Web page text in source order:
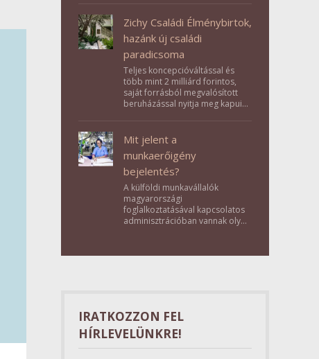
Zichy Családi Élménybirtok,
hazánk új családi
paradicsoma
Teljes koncepcióváltással és
több mint 2 milliárd forintos,
saját forrásból megvalósított
beruházással nyitja meg kapuit a
Élménybirtok a mai napon.
Mit jelent a
munkaerőigény
bejelentés?
A külföldi munkavállalók
magyarországi
foglalkoztatásával kapcsolatos
adminisztrációban vannak olyan
valójában azonban
IRATKOZZON FEL
HÍRLEVELÜNKRE!